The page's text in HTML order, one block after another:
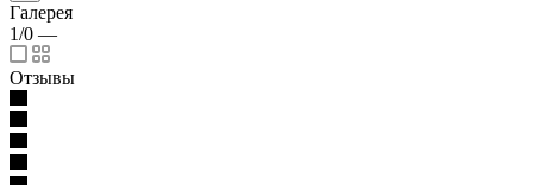
Галерея
1/0 —
Отзывы